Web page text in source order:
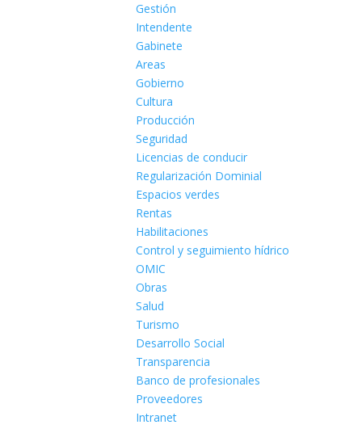
Gestión
Intendente
Gabinete
Areas
Gobierno
Cultura
Producción
Seguridad
Licencias de conducir
Regularización Dominial
Espacios verdes
Rentas
Habilitaciones
Control y seguimiento hídrico
OMIC
Obras
Salud
Turismo
Desarrollo Social
Transparencia
Banco de profesionales
Proveedores
Intranet